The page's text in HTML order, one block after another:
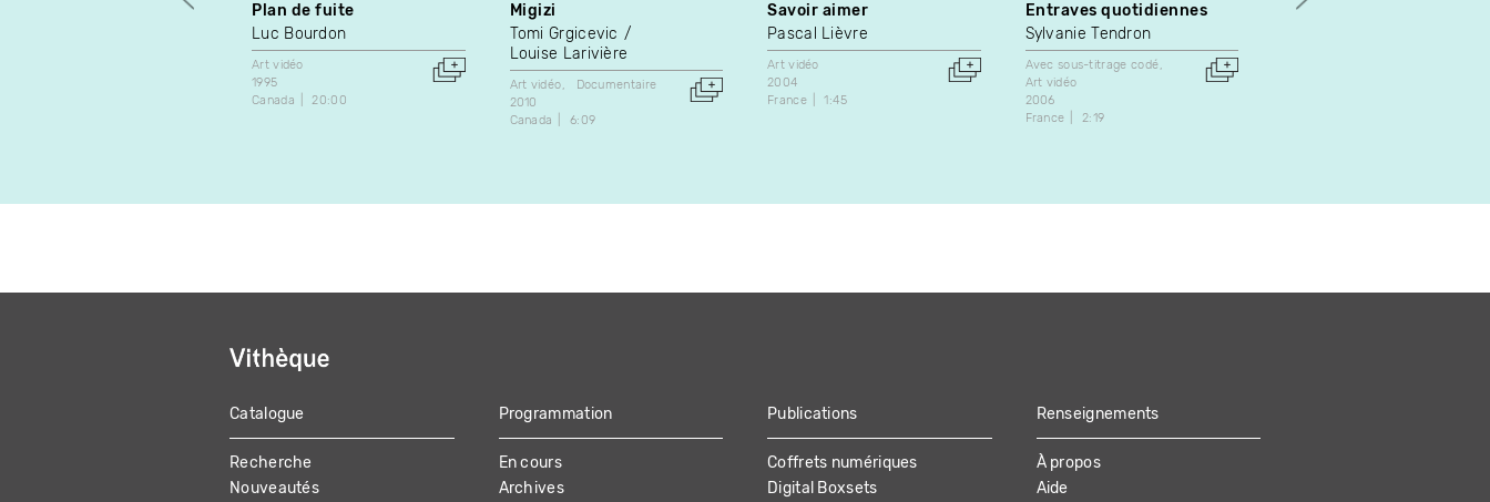
Plan de fuite
Luc Bourdon
Art vidéo
1995
Canada
20:00
Migizi
Tomi Grgicevic
Louise Larivière
Art vidéo
Documentaire
2010
Canada
6:09
Savoir aimer
Pascal Lièvre
Art vidéo
2004
France
1:45
Entraves quotidiennes
Sylvanie Tendron
Avec sous-titrage codé
Art vidéo
2006
France
2:19
Mollusc
MAIN
NAVIGATION
Catalogue
Recherche
Nouveautés
Programmation
En cours
Archives
Publications
Coffrets numériques
Digital Boxsets
Renseignements
À propos
Aide